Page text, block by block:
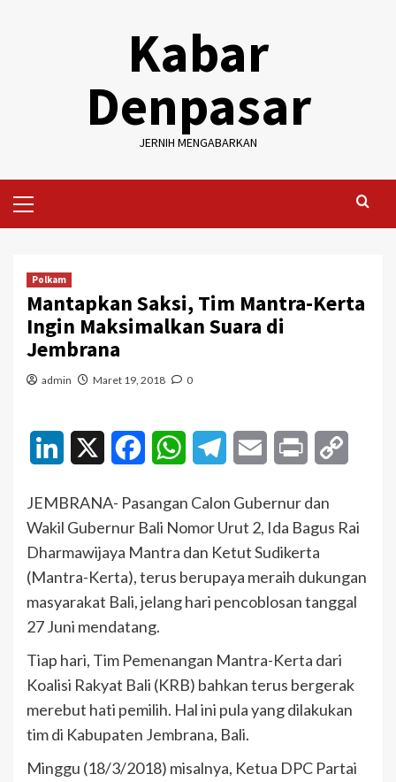
Kabar
Denpasar
JERNIH MENGABARKAN
Menu
Polkam
Mantapkan Saksi, Tim Mantra-Kerta
Ingin Maksimalkan Suara di
Jembrana
admin Maret 19, 2018 0
LinkedIn FacebookWhatsAppTelegramEmail Print
JEMBRANA- Pasangan Calon Gubernur dan
Wakil Gubernur Bali Nomor Urut 2, Ida Bagus Rai
Dharmawijaya Mantra dan Ketut Sudikerta
(Mantra-Kerta), terus berupaya meraih dukungan
masyarakat Bali, jelang hari pencoblosan tanggal
27 Juni mendatang.
Tiap hari, Tim Pemenangan Mantra-Kerta dari
Koalisi Rakyat Bali (KRB) bahkan terus bergerak
merebut hati pemilih. Hal ini pula yang dilakukan
tim di Kabupaten Jembrana, Bali.
Minggu (18/3/2018) misalnya, Ketua DPC Partai